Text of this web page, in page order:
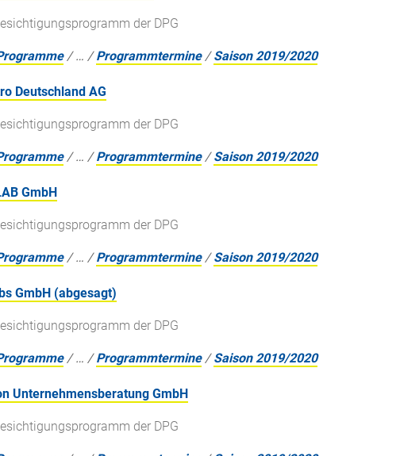
der DPG
/… /Programmtermine /Saison 2019/2020
Deutschland AG
der DPG
/… /Programmtermine /Saison 2019/2020
GmbH
der DPG
/… /Programmtermine /Saison 2019/2020
GmbH (abgesagt)
der DPG
/… /Programmtermine /Saison 2019/2020
Unternehmensberatung GmbH
der DPG